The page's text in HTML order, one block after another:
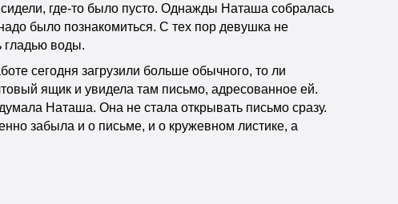
где-то было пусто. Однажды Наташа собралась
было познакомиться. С тех пор девушка не
гладью воды.
сегодня загрузили больше обычного, то ли
ящик и увидела там письмо, адресованное ей.
Наташа. Она не стала открывать письмо сразу.
забыла и о письме, и о кружевном листике, а